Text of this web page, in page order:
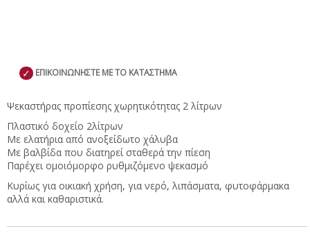
✓ ΕΠΙΚΟΙΝΩΝΗΣΤΕ ΜΕ ΤΟ ΚΑΤΑΣΤΗΜΑ
Ψεκαστήρας προπίεσης χωρητικότητας 2 λίτρων
Πλαστικό δοχείο 2λίτρων
Με ελατήρια από ανοξείδωτο χάλυβα
Mε βαλβίδα που διατηρεί σταθερά την πίεση
Παρέχει ομοιόμορφο ρυθμιζόμενο ψεκασμό
Κυρίως για οικιακή χρήση, για νερό, λιπάσματα, φυτοφάρμακα
αλλά και καθαριστικά.